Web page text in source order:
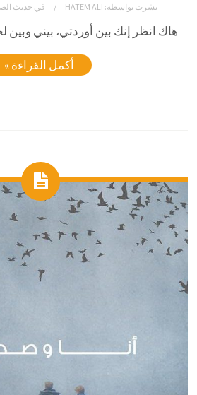
نشرت بواسطة: HATEM ALI في حديث
هاك انظر إنك بين أوردتي، بيني وبين
أكمل القراءة »